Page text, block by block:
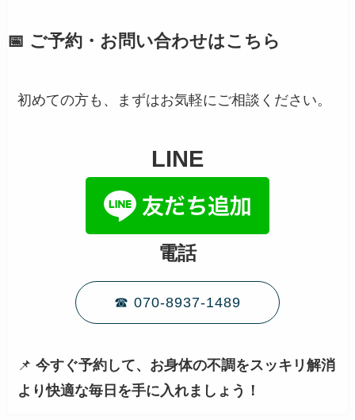
📅 ご予約・お問い合わせはこちら
初めての方も、まずはお気軽にご相談ください。
LINE
電話
☎ 070-8937-1489
📌今すぐ予約して、お身体の不調をスッキリ解消
より快適な毎日を手に入れましょう！